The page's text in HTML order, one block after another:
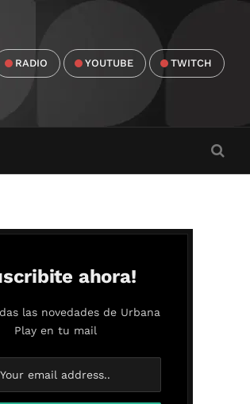
RADIO YOUTUBE TWITCH
ahora!
las novedades de Urbana
Play en tu mail